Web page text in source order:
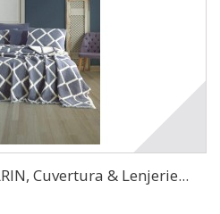
Cuvertura & Lenjerie...